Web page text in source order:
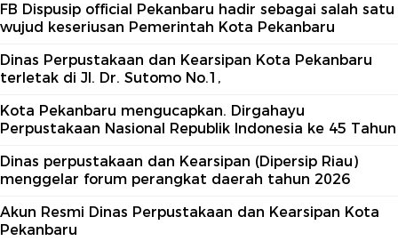
FB Dispusip official Pekanbaru hadir sebagai salah satu
wujud keseriusan Pemerintah Kota Pekanbaru
Dinas Perpustakaan dan Kearsipan Kota Pekanbaru
terletak di Jl. Dr. Sutomo No.1,
Kota Pekanbaru mengucapkan. Dirgahayu
Perpustakaan Nasional Republik Indonesia ke 45 Tahun
Dinas perpustakaan dan Kearsipan (Dipersip Riau)
menggelar forum perangkat daerah tahun 2026
Akun Resmi Dinas Perpustakaan dan Kearsipan Kota
Pekanbaru